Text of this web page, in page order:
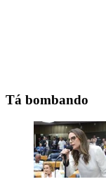
Tá bombando